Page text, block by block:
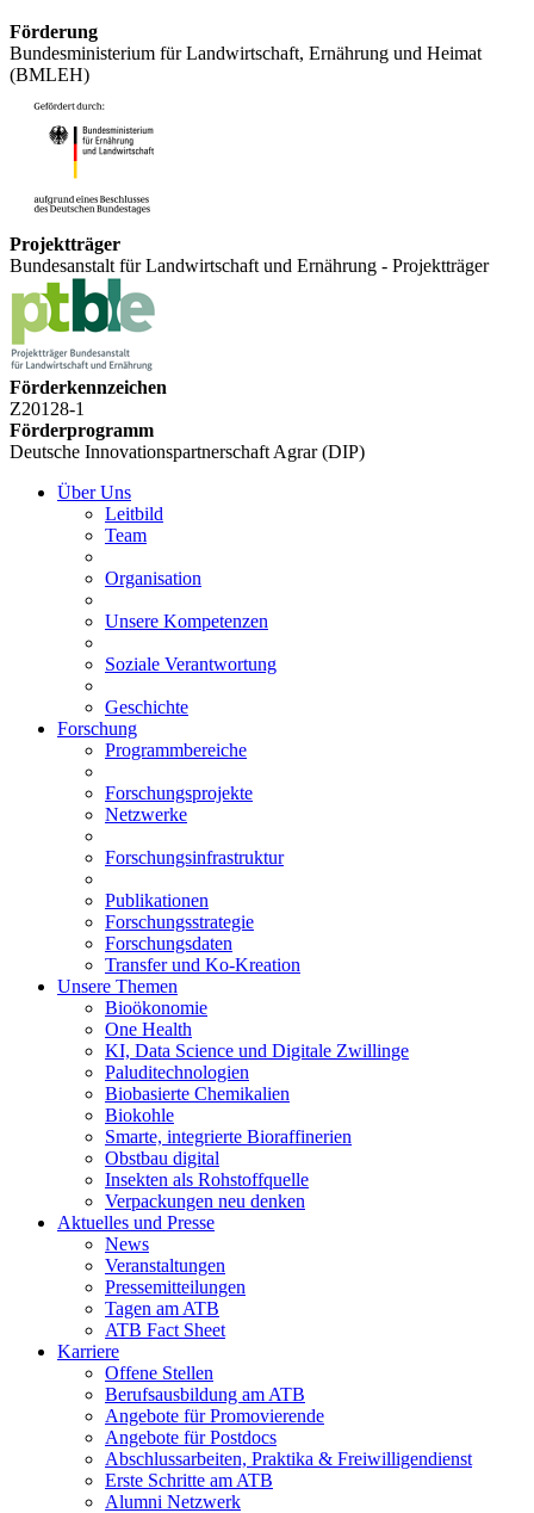
Förderung
Bundesministerium für Landwirtschaft, Ernährung und Heimat
(BMLEH)
Projektträger
Bundesanstalt für Landwirtschaft und Ernährung - Projektträger
Förderkennzeichen
Z20128-1
Förderprogramm
Deutsche Innovationspartnerschaft Agrar (DIP)
Über Uns
Leitbild
Team
Organisation
Unsere Kompetenzen
Soziale Verantwortung
Geschichte
Forschung
Programmbereiche
Forschungsprojekte
Netzwerke
Forschungsinfrastruktur
Publikationen
Forschungsstrategie
Forschungsdaten
Transfer und Ko-Kreation
Unsere Themen
Bioökonomie
One Health
KI, Data Science und Digitale Zwillinge
Paluditechnologien
Biobasierte Chemikalien
Biokohle
Smarte, integrierte Bioraffinerien
Obstbau digital
Insekten als Rohstoffquelle
Verpackungen neu denken
Aktuelles und Presse
News
Veranstaltungen
Pressemitteilungen
Tagen am ATB
ATB Fact Sheet
Karriere
Offene Stellen
Berufsausbildung am ATB
Angebote für Promovierende
Angebote für Postdocs
Abschlussarbeiten, Praktika & Freiwilligendienst
Erste Schritte am ATB
Alumni Netzwerk